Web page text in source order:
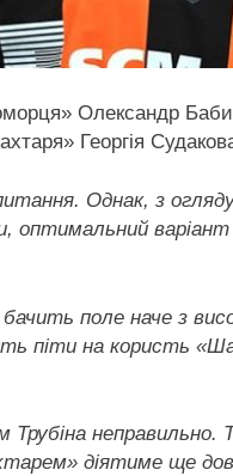
Олександр
Георгія
Однак, з
оптимальний
поле наче з
піти на користь
неправильно.
діятиме ще